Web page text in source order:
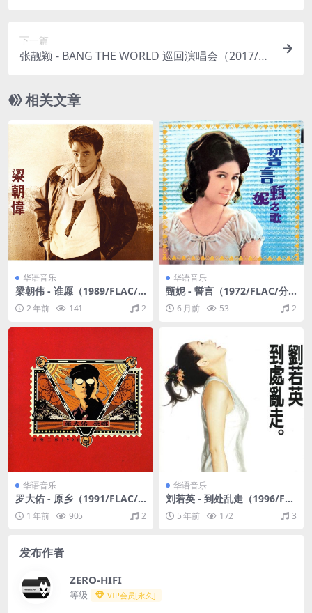
下一篇
张靓颖 - BANG THE WORLD 巡回演唱会（2017/FL
相关文章
华语音乐
梁朝伟 - 谁愿（1989/FLAC/
分轨/217M）
2 年前 141 2
华语音乐
甄妮 - 誓言（1972/FLAC/分
轨/169M）
6 月前 53 2
华语音乐
罗大佑 - 原乡（1991/FLAC/
分轨/282M）
1 年前 905 2
华语音乐
刘若英 - 到处乱走（1996/FL
AC/分轨/234M）
5 年前 172 3
发布作者
ZERO-HIFI
等级 VIP会员[永久]